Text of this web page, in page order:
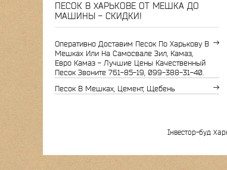
ПЕСОК В ХАРЬКОВЕ ОТ МЕШКА ДО
МАШИНЫ - СКИДКИ!
Оперативно Доставим Песок По Харькову В
Мешках Или На Самосвале Зил, Камаз,
Евро Камаз - Лучшие Цены Качественный
Песок Звоните 761-85-19, 099-388-31-40.
Песок В Мешках, Цемент, Щебень